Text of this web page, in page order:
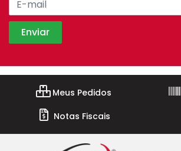
Meus Pedidos
Notas Fiscais